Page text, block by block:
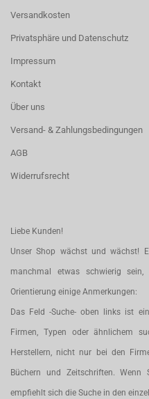
Versandkosten
Privatsphäre und Datenschutz
Impressum
Kontakt
Über uns
Versand- & Zahlungsbedingungen
AGB
Widerrufsrecht
Liebe Kunden!
Unser Shop wächst und wächst!
manchmal etwas schwierig
Orientierung einige Anmerkungen:
Das Feld -Suche- oben links ist
Firmen, Typen oder ähnlichem
Herstellern, nicht nur bei den
Büchern und Zeitschriften. Wenn
empfiehlt sich die Suche in den